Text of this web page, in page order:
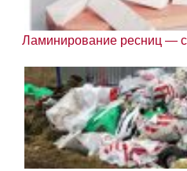
Ламинирование ресниц —